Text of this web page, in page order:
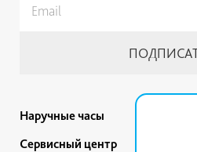
Наручные часы
Все бренды
Сервисный центр